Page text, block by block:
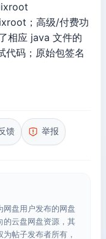
；高级/付费功
相应 java 文件的
代码；原始包签名
馈 举报
网盘用户发布的网盘
的云盘网盘资源，其
帖子发布者所有，